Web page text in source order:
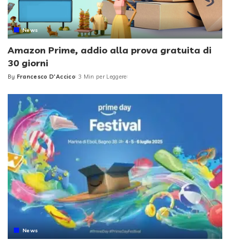
News
Amazon Prime, addio alla prova gratuita di
30 giorni
Posted
By Francesco D'Accico 3 Min per Leggere
News